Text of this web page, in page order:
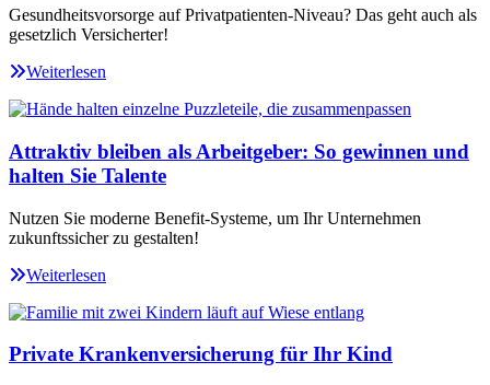
Gesundheitsvorsorge auf Privatpatienten-Niveau? Das geht auch als
gesetzlich Versicherter!
Weiterlesen
Attraktiv bleiben als Arbeitgeber: So gewinnen und
halten Sie Talente
Nutzen Sie moderne Benefit-Systeme, um Ihr Unternehmen
zukunftssicher zu gestalten!
Weiterlesen
Private Krankenversicherung für Ihr Kind